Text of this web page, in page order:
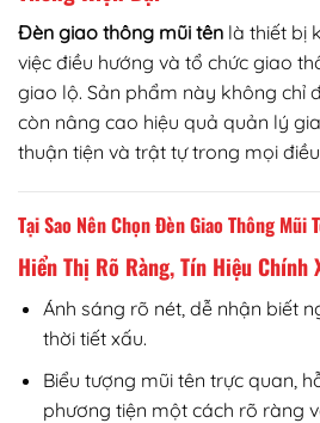
Đèn giao thông mũi tên là thiết bị
việc điều hướng và tổ chức giao
giao lộ. Sản phẩm này không chỉ
còn nâng cao hiệu quả quản lý
thuận tiện và trật tự trong mọi
Tại Sao Nên Chọn Đèn Giao Thông Mũi
Hiển Thị Rõ Ràng, Tín Hiệu Chính
Ánh sáng rõ nét, dễ nhận biết
thời tiết xấu.
Biểu tượng mũi tên trực quan,
phương tiện một cách rõ ràng